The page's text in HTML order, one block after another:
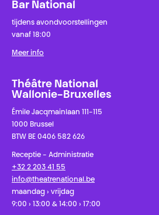
Bar National
tijdens avondvoorstellingen
vanaf 18:00
Meer info
Théâtre National
Wallonie-Bruxelles
Émile Jacqmainlaan 111-115
1000 Brussel
BTW BE 0406 582 626
Receptie - Administratie
+32 2 203 41 55
info@theatrenational.be
maandag › vrijdag
9:00 › 13:00 & 14:00 › 17:00